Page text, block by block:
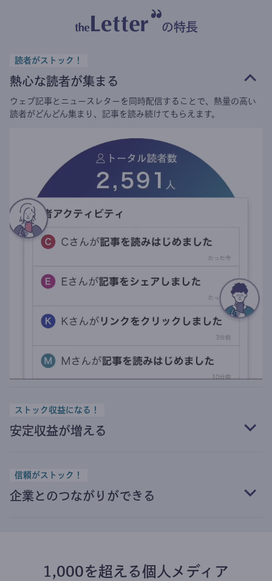
の特長
読者がストック！
熱心な読者が集まる
ウェブ記事とニュースレターを同時配信することで、熱量の高い
読者がどんどん集まり、記事を読み続けてもらえます。
ストック収益になる！
安定収益が増える
信頼がストック！
企業とのつながりができる
1,000を超える個人メディア